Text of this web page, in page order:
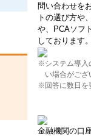
問い合わせを
トの選び方や
や、PCAソフ
しております。
※システム導入
い場合がござ
※回答に数日を
金融機関の口